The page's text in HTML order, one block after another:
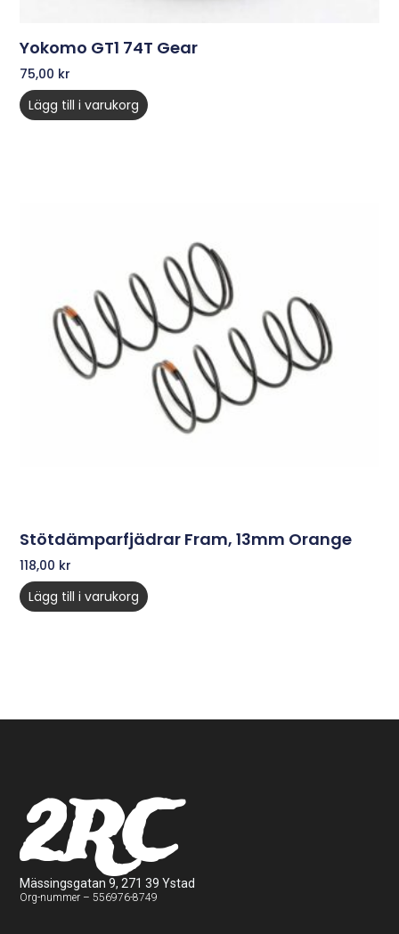
Yokomo GT1 74T Gear
75,00 kr
Lägg till i varukorg
Stötdämparfjädrar Fram, 13mm Orange
118,00 kr
Lägg till i varukorg
2RC
Mässingsgatan 9, 271 39 Ystad
Org-nummer – 556976-8749